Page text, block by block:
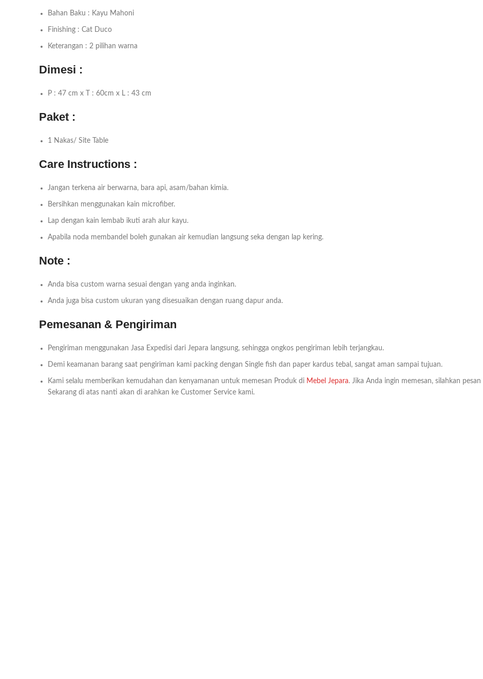
Bahan Baku : Kayu Mahoni
Finishing : Cat Duco
Keterangan : 2 pilihan warna
Dimesi :
P : 47 cm x T : 60cm x L : 43 cm
Paket :
1 Nakas/ Site Table
Care Instructions :
Jangan terkena air berwarna, bara api, asam/bahan kimia.
Bersihkan menggunakan kain microfiber.
Lap dengan kain lembab ikuti arah alur kayu.
Apabila noda membandel boleh gunakan air kemudian langsung seka dengan lap kering.
Note :
Anda bisa custom warna sesuai dengan yang anda inginkan.
Anda juga bisa custom ukuran yang disesuaikan dengan ruang dapur anda.
Pemesanan & Pengiriman
Pengiriman menggunakan Jasa Expedisi dari Jepara langsung, sehingga ongkos pengiriman lebih terjangkau.
Demi keamanan barang saat pengiriman kami packing dengan Single fish dan paper kardus tebal, sangat aman sampai tujuan.
Kami selalu memberikan kemudahan dan kenyamanan untuk memesan Produk di Mebel Jepara. Jika Anda ingin memesan, silahkan
Sekarang di atas nanti akan di arahkan ke Customer Service kami.